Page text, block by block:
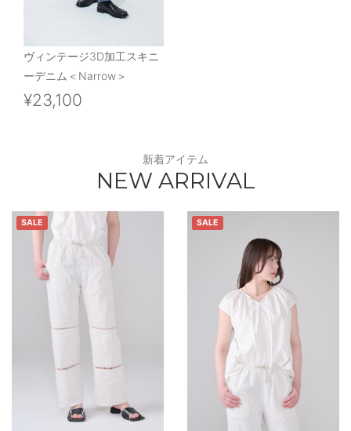
ヴィンテージ3D加工スキニ
ーデニム＜Narrow＞
¥23,100
新着アイテム
NEW ARRIVAL
SALE SALE